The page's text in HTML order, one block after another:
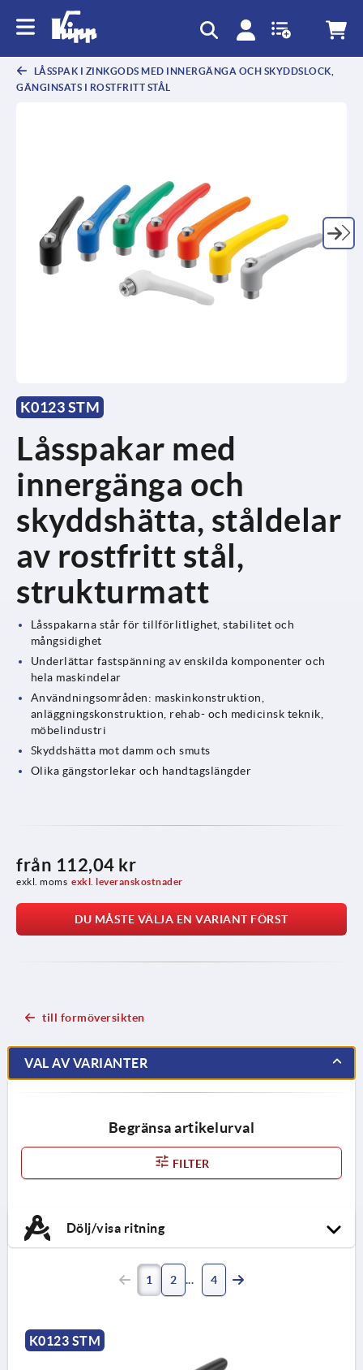
LÅSSPAK I ZINKGODS MED INNERGÄNGA OCH SKYDDSLOCK,
GÄNGINSATS I ROSTFRITT STÅL
K0123 STM
Låsspakar med
innergänga och
skyddshätta, ståldelar
av rostfritt stål,
strukturmatt
Låsspakarna står för tillförlitlighet, stabilitet och
mångsidighet
Underlättar fastspänning av enskilda komponenter och
hela maskindelar
Användningsområden: maskinkonstruktion,
anläggningskonstruktion, rehab- och medicinsk teknik,
möbelindustri
Skyddshätta mot damm och smuts
Olika gängstorlekar och handtagslängder
från 112,04 kr
exkl. moms exkl. leveranskostnader
DU MÅSTE VÄLJA EN VARIANT FÖRST
till formöversikten
VAL AV VARIANTER
Begränsa artikelurval
FILTER
Dölj/visa ritning
1 2 4
K0123 STM